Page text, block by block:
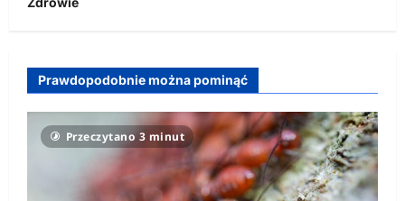
Prawdopodobnie można pominąć
Przeczytano 3 minut